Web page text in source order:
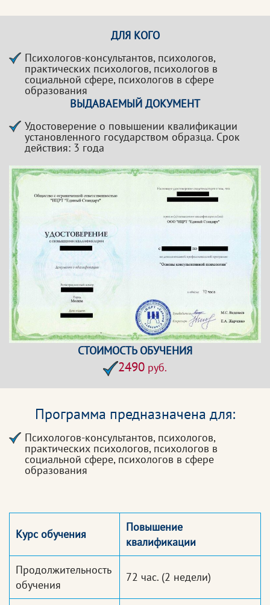
ДЛЯ КОГО
Психологов-консультантов, психологов,
практических психологов, психологов в
социальной сфере, психологов в сфере
образования
ВЫДАВАЕМЫЙ ДОКУМЕНТ
Удостоверение о повышении квалификации
установленного государством образца. Срок
действия: 3 года
СТОИМОСТЬ ОБУЧЕНИЯ
2490 руб.
Программа предназначена для:
Психологов-консультантов, психологов,
практических психологов, психологов в
социальной сфере, психологов в сфере
образования
Курс обучения
Повышение
квалификации
Продолжительность
обучения
72 час. (2 недели)